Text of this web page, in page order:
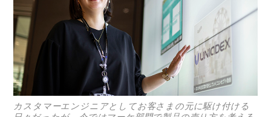
カスタマーエンジニアとしてお客さまの元に駆け付ける